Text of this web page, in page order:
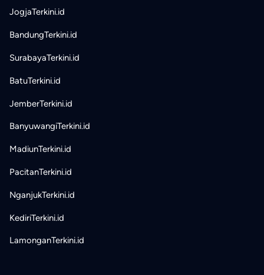
JogjaTerkini.id
BandungTerkini.id
SurabayaTerkini.id
BatuTerkini.id
JemberTerkini.id
BanyuwangiTerkini.id
MadiunTerkini.id
PacitanTerkini.id
NganjukTerkini.id
KediriTerkini.id
LamonganTerkini.id